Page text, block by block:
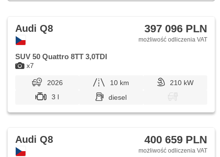
x7
Audi Q8 397 096 PLN
możliwość odliczenia VAT
SUV 50 Quattro 8TT 3,0TDI
2026 10 km
210 kW
3 l
diesel
Audi Q8 400 659 PLN
możliwość odliczenia VAT